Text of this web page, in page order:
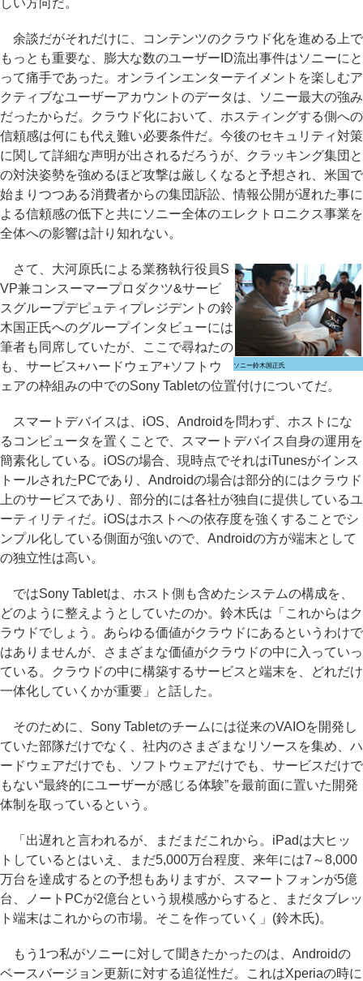
しい方向だ。
余談だがそれだけに、コンテンツのクラウド化を進める上で
もっとも重要な、膨大な数のユーザーID流出事件はソニーにと
って痛手であった。オンラインエンターテイメントを楽しむア
クティブなユーザーアカウントのデータは、ソニー最大の強み
だったからだ。クラウド化において、ホスティングする側への
信頼感は何にも代え難い必要条件だ。今後のセキュリティ対策
に関して詳細な声明が出されるだろうが、クラッキング集団と
の対決姿勢を強めるほど攻撃は厳しくなると予想され、米国で
始まりつつある消費者からの集団訴訟、情報公開が遅れた事に
よる信頼感の低下と共にソニー全体のエレクトロニクス事業を
全体への影響は計り知れない。
ソニー鈴木国正氏
さて、大河原氏による業務執行役員S
VP兼コンスーマープロダクツ&サービ
スグループデピュティプレジデントの鈴
木国正氏へのグループインタビューには
筆者も同席していたが、ここで尋ねたの
も、サービス+ハードウェア+ソフトウ
ェアの枠組みの中でのSony Tabletの位置付けについてだ。
スマートデバイスは、iOS、Androidを問わず、ホストにな
るコンピュータを置くことで、スマートデバイス自身の運用を
簡素化している。iOSの場合、現時点でそれはiTunesがインス
トールされたPCであり、Androidの場合は部分的にはクラウド
上のサービスであり、部分的には各社が独自に提供しているユ
ーティリティだ。iOSはホストへの依存度を強くすることでシ
ンプル化している側面が強いので、Androidの方が端末として
の独立性は高い。
ではSony Tabletは、ホスト側も含めたシステムの構成を、
どのように整えようとしていたのか。鈴木氏は「これからはク
ラウドでしょう。あらゆる価値がクラウドにあるというわけで
はありませんが、さまざまな価値がクラウドの中に入っていっ
ている。クラウドの中に構築するサービスと端末を、どれだけ
一体化していくかが重要」と話した。
そのために、Sony Tabletのチームには従来のVAIOを開発し
ていた部隊だけでなく、社内のさまざまなリソースを集め、ハ
ードウェアだけでも、ソフトウェアだけでも、サービスだけで
もない“最終的にユーザーが感じる体験”を最前面に置いた開発
体制を取っているという。
「出遅れと言われるが、まだまだこれから。iPadは大ヒッ
トしているとはいえ、まだ5,000万台程度、来年には7～8,000
万台を達成するとの予想もありますが、スマートフォンが5億
台、ノートPCが2億台という規模感からすると、まだタブレッ
ト端末はこれからの市場。そこを作っていく」(鈴木氏)。
もう1つ私がソニーに対して聞きたかったのは、Androidの
ベースバージョン更新に対する追従性だ。これはXperiaの時に